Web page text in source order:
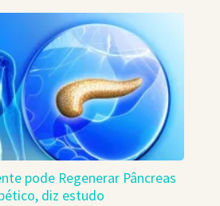
pode Regenerar Pâncreas
diz estudo